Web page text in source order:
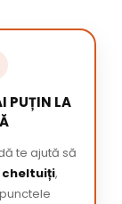
PUȚIN LA
te ajută să
cheltuiți,